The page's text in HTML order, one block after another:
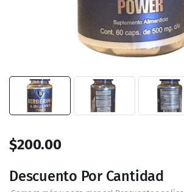
$200.00
Descuento Por Cantidad